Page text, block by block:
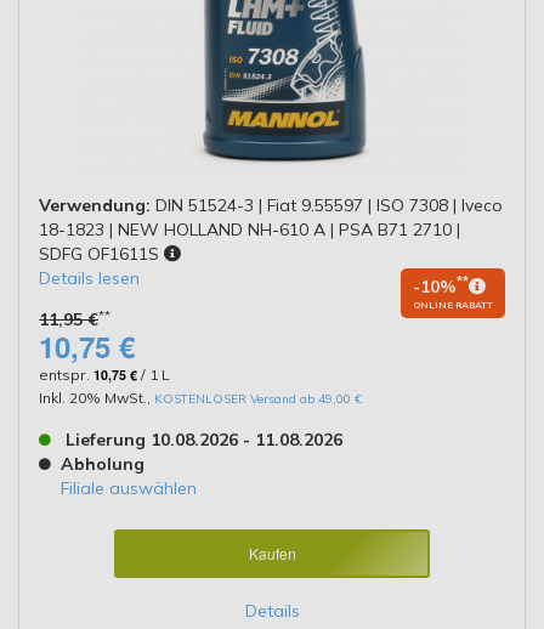
Verwendung: DIN 51524-3 | Fiat 9.55597 | ISO 7308 | Iveco
18-1823 | NEW HOLLAND NH-610 A | PSA B71 2710 |
SDFG OF1611S
Details lesen
11,95 €**
-10%**
ONLINE RABATT
10,75 €
entspr. 10,75 € / 1 L
Inkl. 20% MwSt., KOSTENLOSER Versand ab 49,00 €
Lieferung 10.08.2026 - 11.08.2026
Abholung
Filiale auswählen
Kaufen
Details